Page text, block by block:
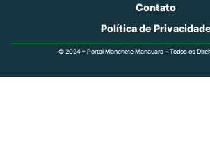
Contato
Política de Privacidade
© 2024 – Portal Manchete Manauara – Todos os